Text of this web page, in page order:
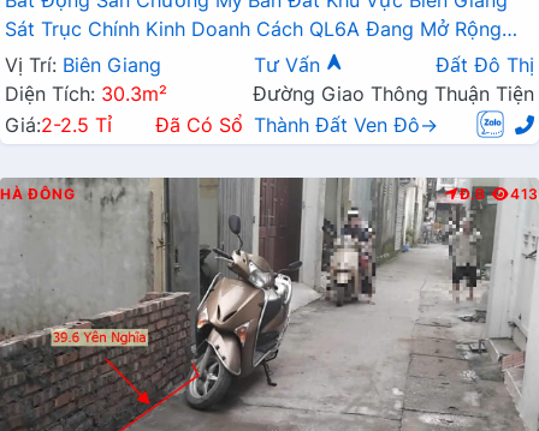
Sát Trục Chính Kinh Doanh Cách QL6A Đang Mở Rộng
Chỉ Vài Trăm Mét
Vị Trí: Biên Giang Tư Vấn
Đất Đô Thị
Diện Tích: 30.3m²
Đường Giao Thông Thuận Tiện
Giá:2-2.5 Tỉ Đã Có Sổ Thành Đất Ven Đô→
HÀ ĐÔNG Đ.B 413